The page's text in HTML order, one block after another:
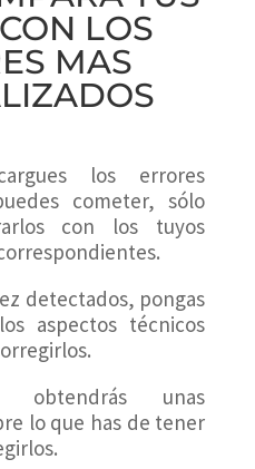
LOS
MAS
los errores
cometer, sólo
con los tuyos
detectados, pongas
aspectos técnicos
unas
lo que has de tener